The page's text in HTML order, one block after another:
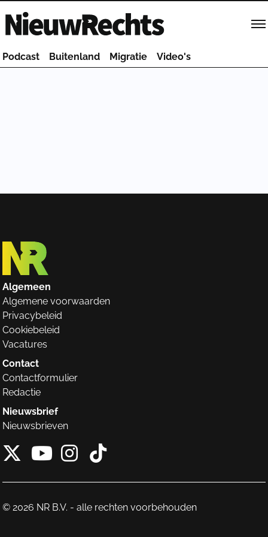
Homepage van NieuwRechts
Podcast Buitenland Migratie Video's
Algemeen
Algemene voorwaarden
Privacybeleid
Cookiebeleid
Vacatures
Contact
Contactformulier
Redactie
Nieuwsbrief
Nieuwsbrieven
X van NieuwRechts
Instagram van
Tiktok van
© 2026 NR B.V. - alle rechten voorbehouden